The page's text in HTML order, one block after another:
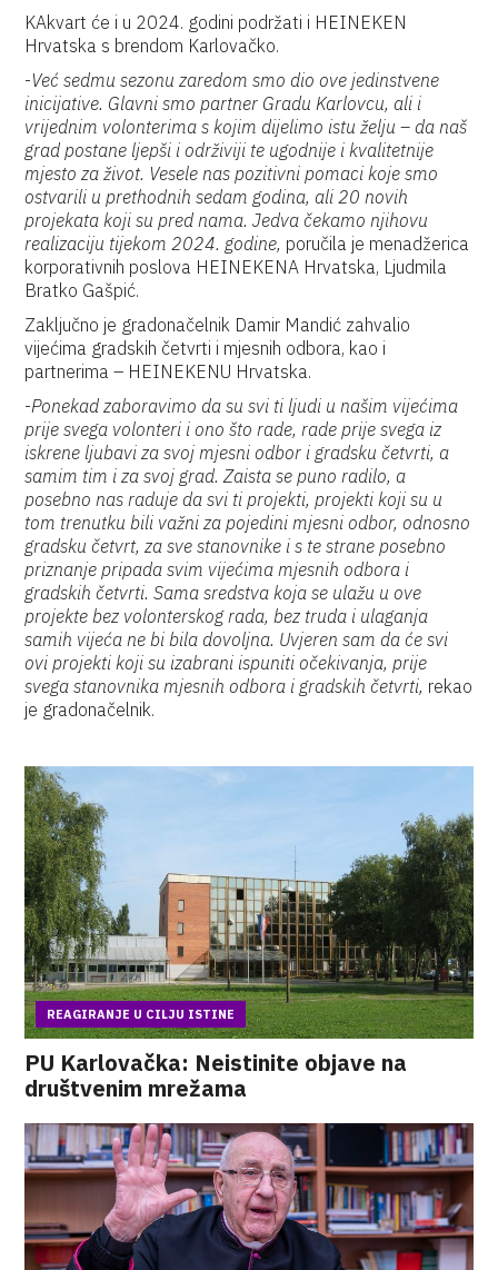
KAkvart će i u 2024. godini podržati i HEINEKEN
Hrvatska s brendom Karlovačko.
-Već sedmu sezonu zaredom smo dio ove jedinstvene
inicijative. Glavni smo partner Gradu Karlovcu, ali i
vrijednim volonterima s kojim dijelimo istu želju – da naš
grad postane ljepši i održiviji te ugodnije i kvalitetnije
mjesto za život. Vesele nas pozitivni pomaci koje smo
ostvarili u prethodnih sedam godina, ali 20 novih
projekata koji su pred nama. Jedva čekamo njihovu
realizaciju tijekom 2024. godine, poručila je menadžerica
korporativnih poslova HEINEKENA Hrvatska, Ljudmila
Bratko Gašpić.
Zaključno je gradonačelnik Damir Mandić zahvalio
vijećima gradskih četvrti i mjesnih odbora, kao i
partnerima – HEINEKENU Hrvatska.
-Ponekad zaboravimo da su svi ti ljudi u našim vijećima
prije svega volonteri i ono što rade, rade prije svega iz
iskrene ljubavi za svoj mjesni odbor i gradsku četvrti, a
samim tim i za svoj grad. Zaista se puno radilo, a
posebno nas raduje da svi ti projekti, projekti koji su u
tom trenutku bili važni za pojedini mjesni odbor, odnosno
gradsku četvrt, za sve stanovnike i s te strane posebno
priznanje pripada svim vijećima mjesnih odbora i
gradskih četvrti. Sama sredstva koja se ulažu u ove
projekte bez volonterskog rada, bez truda i ulaganja
samih vijeća ne bi bila dovoljna. Uvjeren sam da će svi
ovi projekti koji su izabrani ispuniti očekivanja, prije
svega stanovnika mjesnih odbora i gradskih četvrti, rekao
je gradonačelnik.
REAGIRANJE U CILJU ISTINE
PU Karlovačka: Neistinite objave na
društvenim mrežama